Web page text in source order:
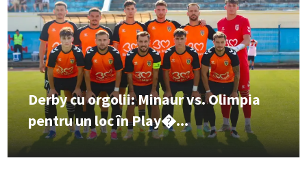
Derby cu orgolii: Minaur vs. Olimpia
pentru un loc în Play�...